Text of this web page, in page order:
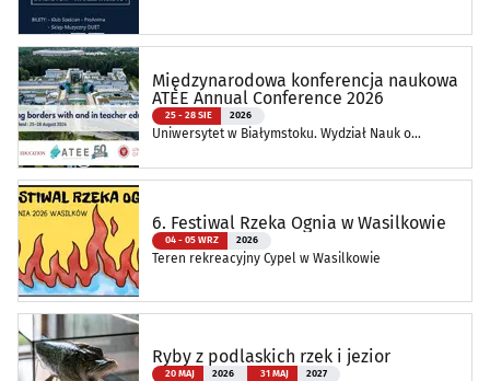
Międzynarodowa konferencja naukowa
ATEE Annual Conference 2026
25 - 28 SIE 2026
Uniwersytet w Białymstoku. Wydział Nauk o
6. Festiwal Rzeka Ognia w Wasilkowie
04 - 05 WRZ 2026
Teren rekreacyjny Cypel w Wasilkowie
Ryby z podlaskich rzek i jezior
20 MAJ 2026 31 MAJ 2027